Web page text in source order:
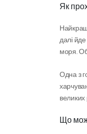
Як
далі
моря.
Одна з
великих
Що